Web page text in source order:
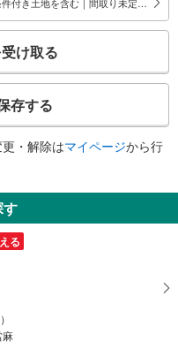
け取る
存する
・解除はマイページから行
す
る
麻